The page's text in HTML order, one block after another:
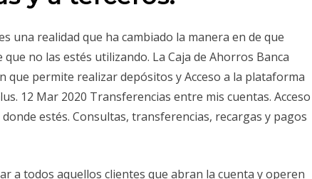
una realidad que ha cambiado la manera en de que
no las estés utilizando. La Caja de Ahorros Banca
que permite realizar depósitos y Acceso a la plataforma
12 Mar 2020 Transferencias entre mis cuentas. Acceso
estés. Consultas, transferencias, recargas y pagos
a todos aquellos clientes que abran la cuenta y operen